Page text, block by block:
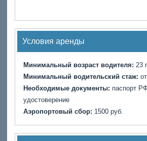
Условия аренды
Минимальный возраст водителя: 23
Минимальный водительский стаж:
Необходимые документы: паспорт
удостоверение
Аэропортовый сбор: 1500 руб.